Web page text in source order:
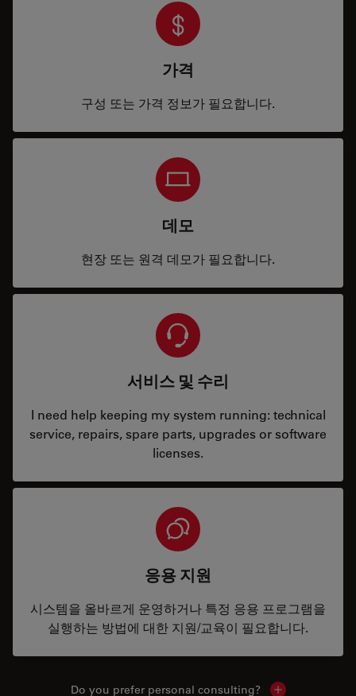
가격
구성 또는 가격 정보가 필요합니다.
데모
현장 또는 원격 데모가 필요합니다.
서비스 및 수리
I need help keeping my system running: technical
service, repairs, spare parts, upgrades or software
licenses.
응용 지원
시스템을 올바르게 운영하거나 특정 응용 프로그램을
실행하는 방법에 대한 지원/교육이 필요합니다.
Do you prefer personal consulting? Show local